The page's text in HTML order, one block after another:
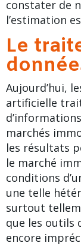
constater de
l’estimation
Le
Aujourd’hui,
artificielle
marchés
les résultats
le marché
conditions
une telle
surtout
que les outils
encore